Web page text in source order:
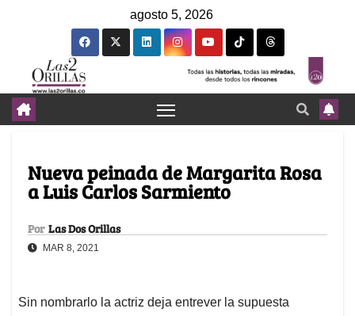
agosto 5, 2026
Nueva peinada de Margarita Rosa
a Luis Carlos Sarmiento
Por Las Dos Orillas
MAR 8, 2021
Sin nombrarlo la actriz deja entrever la supuesta